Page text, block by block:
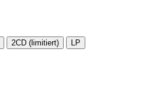
2CD (limitiert)
LP